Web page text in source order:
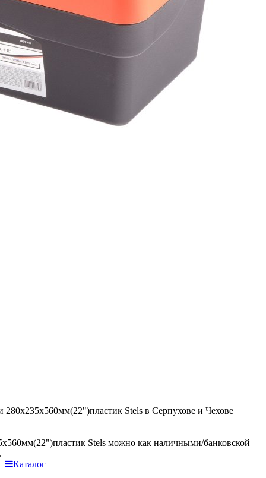
Stels в Серпухове и Чехове
Stels можно как наличными/банковской
Каталог